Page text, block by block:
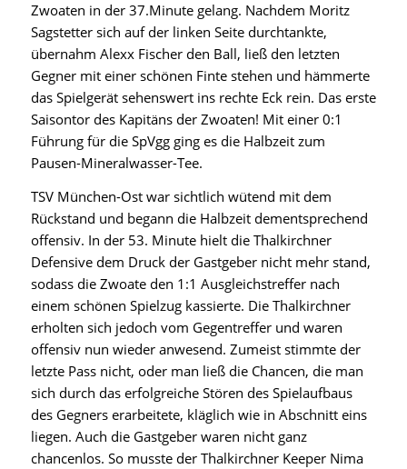
Zwoaten in der 37.Minute gelang. Nachdem Moritz
Sagstetter sich auf der linken Seite durchtankte,
übernahm Alexx Fischer den Ball, ließ den letzten
Gegner mit einer schönen Finte stehen und hämmerte
das Spielgerät sehenswert ins rechte Eck rein. Das erste
Saisontor des Kapitäns der Zwoaten! Mit einer 0:1
Führung für die SpVgg ging es die Halbzeit zum
Pausen-Mineralwasser-Tee.
TSV München-Ost war sichtlich wütend mit dem
Rückstand und begann die Halbzeit dementsprechend
offensiv. In der 53. Minute hielt die Thalkirchner
Defensive dem Druck der Gastgeber nicht mehr stand,
sodass die Zwoate den 1:1 Ausgleichstreffer nach
einem schönen Spielzug kassierte. Die Thalkirchner
erholten sich jedoch vom Gegentreffer und waren
offensiv nun wieder anwesend. Zumeist stimmte der
letzte Pass nicht, oder man ließ die Chancen, die man
sich durch das erfolgreiche Stören des Spielaufbaus
des Gegners erarbeitete, kläglich wie in Abschnitt eins
liegen. Auch die Gastgeber waren nicht ganz
chancenlos. So musste der Thalkirchner Keeper Nima